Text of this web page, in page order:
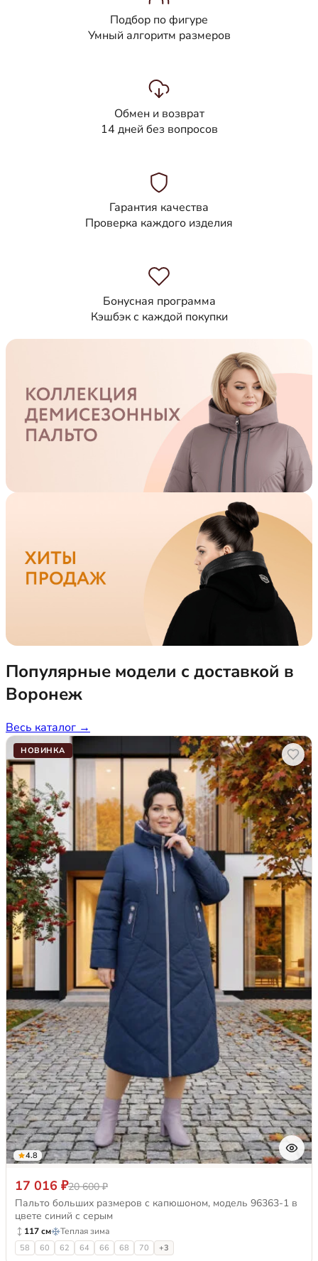
Подбор по фигуре
Умный алгоритм размеров
Обмен и возврат
14 дней без вопросов
Гарантия качества
Проверка каждого изделия
Бонусная программа
Кэшбэк с каждой покупки
Популярные модели с доставкой в
Воронеж
Весь каталог →
НОВИНКА
4.8
17 016 ₽20 600 ₽
Пальто больших размеров с капюшоном, модель 96363-1 в
цвете синий с серым
117 см Теплая зима
58 60 62 64 66 68 70 +3